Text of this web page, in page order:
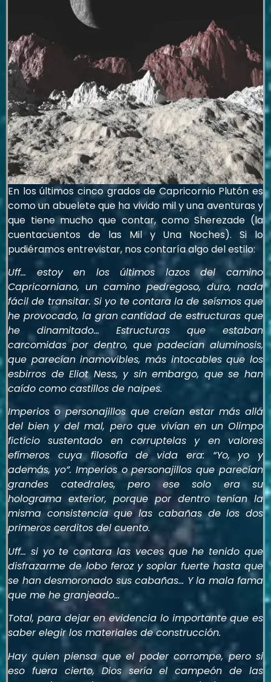
En los últimos cinco grados de Capricornio Plutón es
como un abuelete que ha vivido mil y una aventuras y
que tiene mucho que contar, como Sherezade (la
cuentacuentos de las Mil y Una Noches). Si lo
pudiéramos entrevistar, nos contaría algo del estilo:
Uff… estoy en los últimos lazos del camino
Capricorniano, un camino pedregoso, duro, nada
fácil de transitar. Si yo te contara la de seísmos que
he provocado, la gran cantidad de estructuras que
he dinamitado… Estructuras que estaban
carcomidas por dentro, que padecían aluminosis,
que parecían inamovibles, más intocables que los
esbirros de Eliot Ness, y sin embargo, que se han
caído como castillos de naipes.
Imperios o personajillos que creían estar más allá
del bien y del mal, pero que vivían en un Olimpo
ficticio sustentado en corruptelas y en valores
efímeros cuya filosofía de vida era: “Yo, yo y
además, yo”. Imperios o personajillos que parecían
grandes catedrales, pero ese solo era su
holograma exterior, porque por dentro tenían la
misma consistencia que las cabañas de los dos
primeros cerditos del cuento.
Uff… si yo te contara las veces que he tenido que
disfrazarme de lobo feroz y soplar fuerte hasta que
se han desmoronado sus cabañas… Y la mala fama
que me he granjeado…
Total, para dejar en evidencia lo importante que es
saber elegir los materiales de construcción.
Hay quien piensa que el poder corrompe, pero si
eso fuera cierto, Dios sería el campeón de las